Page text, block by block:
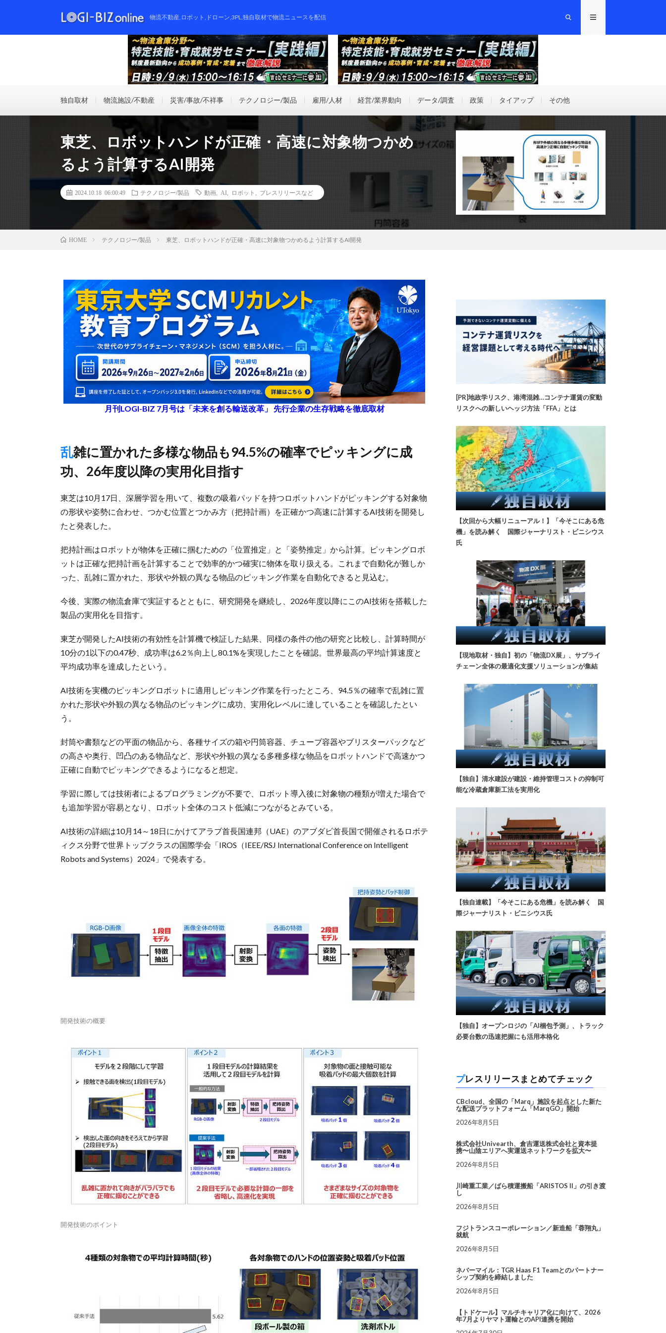
物流不動産,ロボット,ドローン,3PL,独自取材で物流ニュースを配信
独自取材 物流施設/不動産 災害/事故/不祥事 テクノロジー/製品 雇用/人材 経営/業界動向 データ/調査 政策 タイアップ その他
東芝、ロボットハンドが正確・高速に対象物つかめ
るよう計算するAI開発
2024.10.18 06:00:49 テクノロジー/製品 動画 AI ロボット プレスリリースなど
HOME テクノロジー/製品 東芝、ロボットハンドが正確・高速に対象物つかめるよう計算するAI開発
月刊LOGI-BIZ 7月号は「未来を創る輸送改革」 先行企業の生存戦略を徹底取材
乱雑に置かれた多様な物品も94.5%の確率でピッキングに成
功、26年度以降の実用化目指す
東芝は10月17日、深層学習を用いて、複数の吸着パッドを持つロボットハンドがピッキングする対象物
の形状や姿勢に合わせ、つかむ位置とつかみ方（把持計画）を正確かつ高速に計算するAI技術を開発し
たと発表した。
把持計画はロボットが物体を正確に掴むための「位置推定」と「姿勢推定」から計算。ピッキングロボ
ットは正確な把持計画を計算することで効率的かつ確実に物体を取り扱える。これまで自動化が難しか
った、乱雑に置かれた、形状や外観の異なる物品のピッキング作業を自動化できると見込む。
今後、実際の物流倉庫で実証するとともに、研究開発を継続し、2026年度以降にこのAI技術を搭載した
製品の実用化を目指す。
東芝が開発したAI技術の有効性を計算機で検証した結果、同様の条件の他の研究と比較し、計算時間が
10分の1以下の0.47秒、成功率は6.2％向上し80.1%を実現したことを確認。世界最高の平均計算速度と
平均成功率を達成したという。
AI技術を実機のピッキングロボットに適用しピッキング作業を行ったところ、94.5％の確率で乱雑に置
かれた形状や外観の異なる物品のピッキングに成功、実用化レベルに達していることを確認したとい
う。
封筒や書類などの平面の物品から、各種サイズの箱や円筒容器、チューブ容器やブリスターパックなど
の高さや奥行、凹凸のある物品など、形状や外観の異なる多種多様な物品をロボットハンドで高速かつ
正確に自動でピッキングできるようになると想定。
学習に際しては技術者によるプログラミングが不要で、ロボット導入後に対象物の種類が増えた場合で
も追加学習が容易となり、ロボット全体のコスト低減につながるとみている。
AI技術の詳細は10月14～18日にかけてアラブ首長国連邦（UAE）のアブダビ首長国で開催されるロボテ
ィクス分野で世界トップクラスの国際学会「IROS（IEEE/RSJ International Conference on Intelligent
Robots and Systems）2024」で発表する。
開発技術の概要
開発技術のポイント
[PR]地政学リスク、港湾混雑…コンテナ運賃の変動
リスクへの新しいヘッジ方法「FFA」とは
【次回から大幅リニューアル！】「今そこにある危
機」を読み解く 国際ジャーナリスト・ビニシウス
氏
【現地取材・独自】初の「物流DX展」、サプライ
チェーン全体の最適化支援ソリューションが集結
【独自】清水建設が建設・維持管理コストの抑制可
能な冷蔵倉庫新工法を実用化
【独自連載】「今そこにある危機」を読み解く 国
際ジャーナリスト・ビニシウス氏
【独自】オープンロジの「AI梱包予測」、トラック
必要台数の迅速把握にも活用本格化
プレスリリースまとめてチェック
CBcloud、全国の「Marq」施設を起点とした新た
な配送プラットフォーム「MarqGO」開始
2026年8月5日
株式会社Univearth、倉吉運送株式会社と資本提
携〜山陰エリアへ実運送ネットワークを拡大〜
2026年8月5日
川崎重工業／ばら積運搬船「ARISTOS II」の引き渡
し
2026年8月5日
フジトランスコーポレーション／新造船「蓉翔丸」
就航
2026年8月5日
ネバーマイル：TGR Haas F1 Teamとのパートナー
シップ契約を締結しました
2026年8月5日
【トドケール】マルチキャリア化に向けて、2026
年7月よりヤマト運輸とのAPI連携を開始